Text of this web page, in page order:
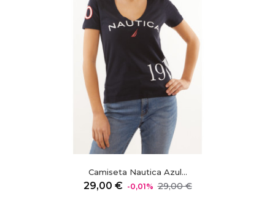
Camiseta Nautica Azul...
29,00 € Precio
-0,01% 29,00 €Precio